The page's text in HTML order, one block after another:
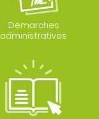
Démarches
administratives